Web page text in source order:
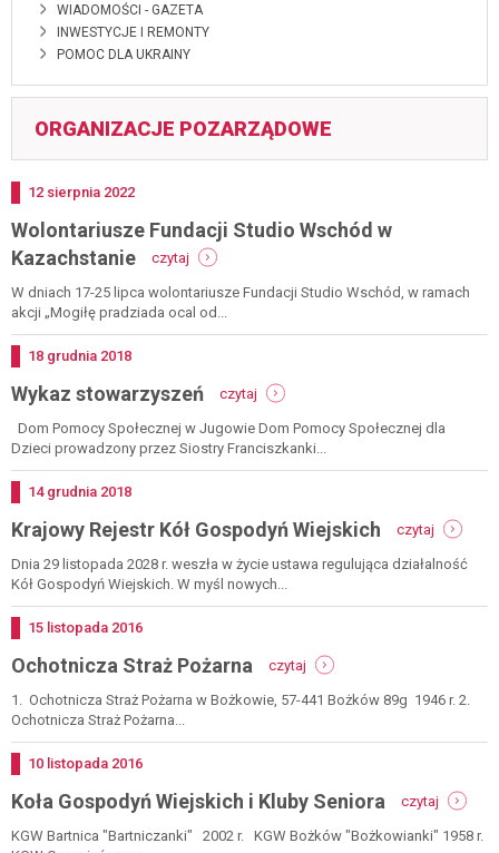
WIADOMOŚCI - GAZETA
INWESTYCJE I REMONTY
POMOC DLA UKRAINY
ORGANIZACJE POZARZĄDOWE
Dodano
12 sierpnia 2022
Wolontariusze Fundacji Studio Wschód w
Kazachstanie
czytaj
wolontariusze
fundacji
studio
W dniach 17-25 lipca wolontariusze Fundacji Studio Wschód, w ramach
akcji „Mogiłę pradziada ocal od...
Dodano
18 grudnia 2018
Wykaz stowarzyszeń czytaj
wykaz
stowarzyszeń
Dom Pomocy Społecznej w Jugowie Dom Pomocy Społecznej dla
Dzieci prowadzony przez Siostry Franciszkanki...
Dodano
14 grudnia 2018
Krajowy Rejestr Kół Gospodyń Wiejskich czytaj
krajowy
rejestr
Dnia 29 listopada 2028 r. weszła w życie ustawa regulująca działalność
Kół Gospodyń Wiejskich. W myśl nowych...
Dodano
15 listopada 2016
Ochotnicza Straż Pożarna czytaj
ochotnicza
straż
1. Ochotnicza Straż Pożarna w Bożkowie, 57-441 Bożków 89g 1946 r. 2.
Ochotnicza Straż Pożarna...
Dodano
10 listopada 2016
Koła Gospodyń Wiejskich i Kluby Seniora czytaj
koła
KGW Bartnica "Bartniczanki" 2002 r. KGW Bożków "Bożkowianki" 1958 r.